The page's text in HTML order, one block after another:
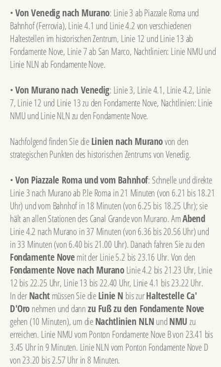
•Von Venedig nach Murano: Linie 3 ab Piazzale Roma und
Bahnhof (Ferrovia), Linie 4.1 und Linie 4.2 von verschiedenen
Haltestellen im historischen Zentrum, Linie 12 und Linie 13 ab
Fondamente Nove, Linie 7 ab San Marco, Nachtlinien: Linie NMU und
Linie NLN ab Fondamente Nove.
•Von Murano nach Venedig: Linie 3, Linie 4.1, Linie 4.2, Linie
7, Linie 12 und Linie 13 zu den Fondamente Nove, Nachtlinien: Linie
NMU und Linie NLN zu den Fondamente Nove.
Nachfolgend finden Sie dieLinien nach Muranovon den
strategischen Punkten des historischen Zentrums von Venedig.
•Von Piazzale Roma und vom Bahnhof: Schnelle und direkte
Linie 3 nach Murano ab P.le Roma in 21 Minuten (von 6.21 bis 18.21
Uhr) und vom Bahnhof in 18 Minuten (von 6.25 bis 18.25 Uhr); sie
hält an allen Stationen des Canal Grande von Murano. AmAbend
Linie 4.2 nach Murano in 37 Minuten (von 6.36 bis 20.56 Uhr) und
in 33 Minuten (von 6.40 bis 21.00 Uhr). Danach fahren Sie zu den
Fondamente Novemit der Linie 5.2 bis 23.16 Uhr. Von den
Fondamente Nove nach MuranoLinie 4.2 bis 21.23 Uhr, Linie
12 bis 22.25 Uhr, Linie 13 bis 22.40 Uhr, Linie 4.1 bis 23.22 Uhr.
In derNachtmüssen Sie dieLinie N bis zurHaltestelle Ca'
D'Oronehmen und dannzu Fuß zu den Fondamente Nove
gehen (10 Minuten), um dieNachtlinien NLNundNMUzu
erreichen. Linie NMU vom Ponton Fondamente Nove B von 23.41 bis
3.45 Uhr in 9 Minuten. Linie NLN vom Ponton Fondamente Nove D
von 23.20 bis 2.57 Uhr in 8 Minuten.